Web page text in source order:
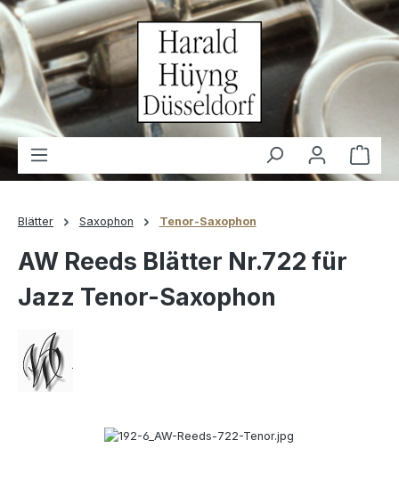
springen
Blätter Saxophon Tenor-Saxophon
AW Reeds Blätter Nr.722 für
Jazz Tenor-Saxophon
Bildergalerie überspringen